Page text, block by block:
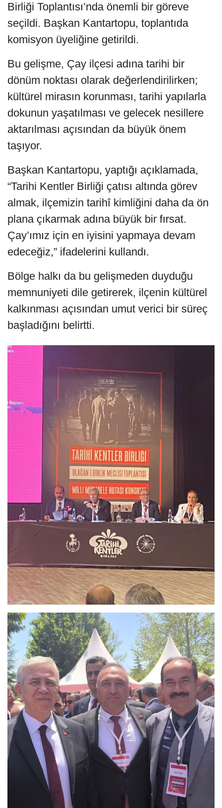
Birliği Toplantısı’nda önemli bir göreve
seçildi. Başkan Kantartopu, toplantıda
komisyon üyeliğine getirildi.
Bu gelişme, Çay ilçesi adına tarihi bir
dönüm noktası olarak değerlendirilirken;
kültürel mirasın korunması, tarihi yapılarla
dokunun yaşatılması ve gelecek nesillere
aktarılması açısından da büyük önem
taşıyor.
Başkan Kantartopu, yaptığı açıklamada,
“Tarihi Kentler Birliği çatısı altında görev
almak, ilçemizin tarihî kimliğini daha da ön
plana çıkarmak adına büyük bir fırsat.
Çay’ımız için en iyisini yapmaya devam
edeceğiz,” ifadelerini kullandı.
Bölge halkı da bu gelişmeden duyduğu
memnuniyeti dile getirerek, ilçenin kültürel
kalkınması açısından umut verici bir süreç
başladığını belirtti.